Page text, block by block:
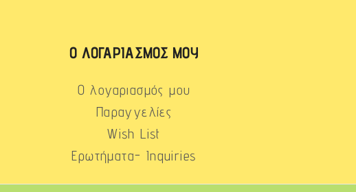
Ο ΛΟΓΑΡΙΑΣΜΌΣ ΜΟΥ
Ο λογαριασμός μου
Παραγγελίες
Wish List
Ερωτήματα- Inquiries